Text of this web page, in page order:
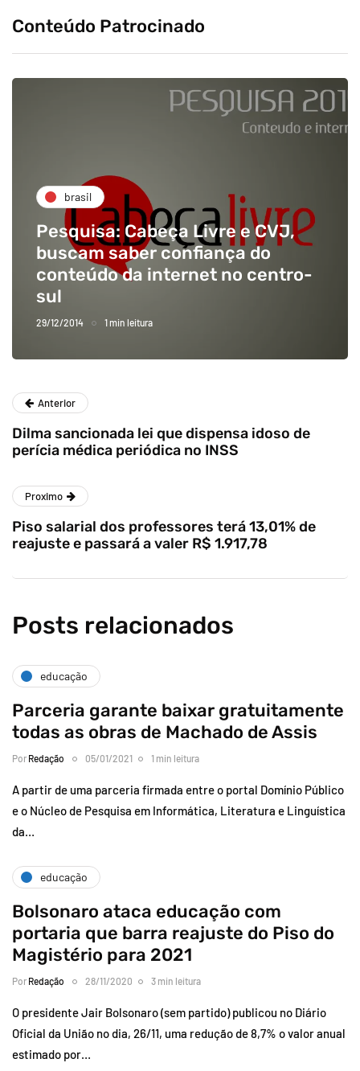
Conteúdo Patrocinado
brasil
Pesquisa: Cabeça Livre e CVJ,
buscam saber confiança do
conteúdo da internet no centro-
sul
29/12/2014 1 min leitura
Anterior
Dilma sancionada lei que dispensa idoso de
perícia médica periódica no INSS
Proximo
Piso salarial dos professores terá 13,01% de
reajuste e passará a valer R$ 1.917,78
Posts relacionados
educação
Parceria garante baixar gratuitamente
todas as obras de Machado de Assis
Por Redação 05/01/2021 1 min leitura
A partir de uma parceria firmada entre o portal Domínio Público
e o Núcleo de Pesquisa em Informática, Literatura e Linguística
da…
educação
Bolsonaro ataca educação com
portaria que barra reajuste do Piso do
Magistério para 2021
Por Redação 28/11/2020 3 min leitura
O presidente Jair Bolsonaro (sem partido) publicou no Diário
Oficial da União no dia, 26/11, uma redução de 8,7% o valor anual
estimado por…